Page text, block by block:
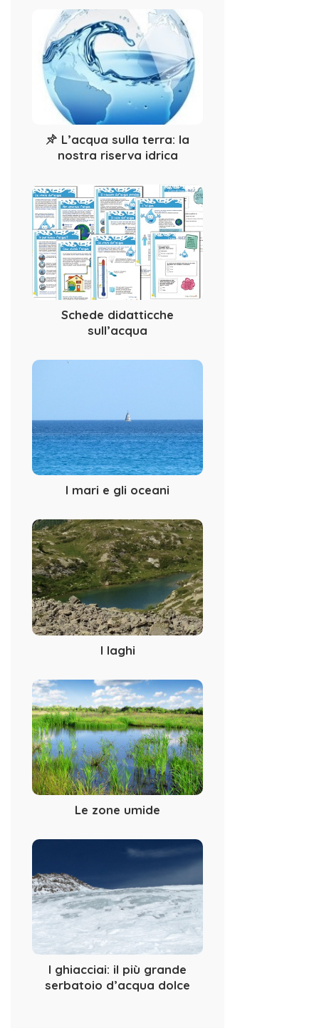
L’acqua sulla terra: la
nostra riserva idrica
Schede didatticche
sull’acqua
I mari e gli oceani
I laghi
Le zone umide
I ghiacciai: il più grande
serbatoio d’acqua dolce